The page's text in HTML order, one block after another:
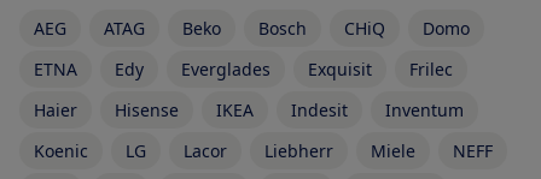
AEG ATAG Beko Bosch CHiQ
Domo
ETNA
Edy Everglades Exquisit
Frilec
Haier
Hisense IKEA Indesit
Inventum
Koenic
LG Lacor Liebherr Miele
NEFF